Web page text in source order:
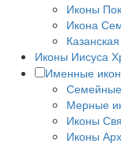
Иконы
Икона
Иконы Иисуса
Именные
Мерные
Иконы
Иконы